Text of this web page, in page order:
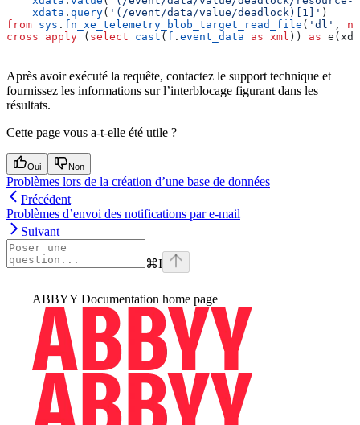
    xdata
. query( '(/event/data/value/deadlock)[1]'
from sys . fn_xe_telemetry_blob_target_read_file ( 'dl' ,
cross apply ( select cast ( f . event_data as xml )) as
Après avoir exécuté la requête, contactez le support technique et
fournissez les informations sur l’interblocage figurant dans les
résultats.
Cette page vous a-t-elle été utile ?
Oui Non
Problèmes lors de la création d’une base de données
Précédent
Problèmes d’envoi des notifications par e-mail
Suivant
⌘I
ABBYY Documentation home page